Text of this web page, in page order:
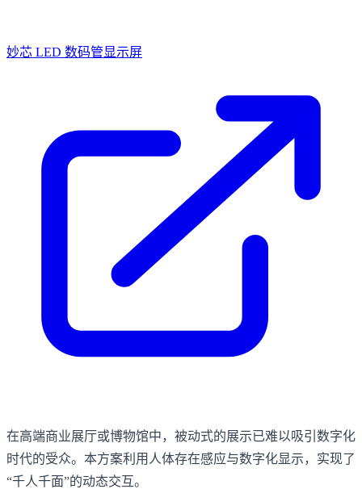
妙芯 LED 数码管显示屏
在高端商业展厅或博物馆中，被动式的展示已难以吸引数字化
时代的受众。本方案利用人体存在感应与数字化显示，实现了
“千人千面”的动态交互。